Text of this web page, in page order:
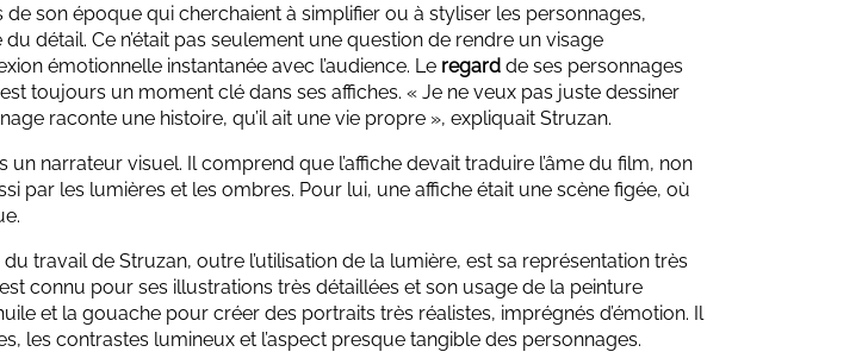
son époque qui cherchaient à simplifier ou à styliser les personnages,
détail. Ce n’était pas seulement une question de rendre un visage
émotionnelle instantanée avec l’audience. Le regard de ses personnages
toujours un moment clé dans ses affiches. « Je ne veux pas juste dessiner
raconte une histoire, qu’il ait une vie propre », expliquait Struzan.
un narrateur visuel. Il comprend que l’affiche devait traduire l’âme du film, non
par les lumières et les ombres. Pour lui, une affiche était une scène figée, où
travail de Struzan, outre l’utilisation de la lumière, est sa représentation très
est connu pour ses illustrations très détaillées et son usage de la peinture
et la gouache pour créer des portraits très réalistes, imprégnés d’émotion. Il
les contrastes lumineux et l’aspect presque tangible des personnages.